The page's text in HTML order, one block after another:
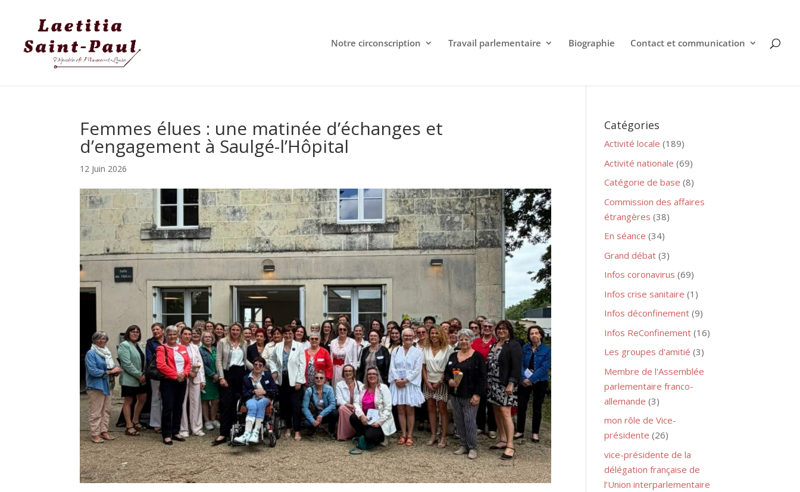
Notre circonscription Travail parlementaire Biographie Contact et communication
Femmes élues : une matinée d’échanges et
d’engagement à Saulgé-l’Hôpital
12 Juin 2026
Catégories
Activité locale (189)
Activité nationale (69)
Catégorie de base (8)
Commission des affaires
étrangères (38)
En séance (34)
Grand débat (3)
Infos coronavirus (69)
Infos crise sanitaire (1)
Infos déconfinement (9)
Infos ReConfinement (16)
Les groupes d'amitié (3)
Membre de l'Assemblée
parlementaire franco-
allemande (3)
mon rôle de Vice-
présidente (26)
vice-présidente de la
délégation française de
l’Union interparlementaire